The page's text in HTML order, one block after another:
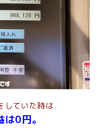
していた時は
0円。